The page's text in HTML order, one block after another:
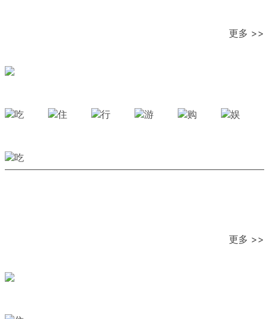
更多 >>
更多 >>